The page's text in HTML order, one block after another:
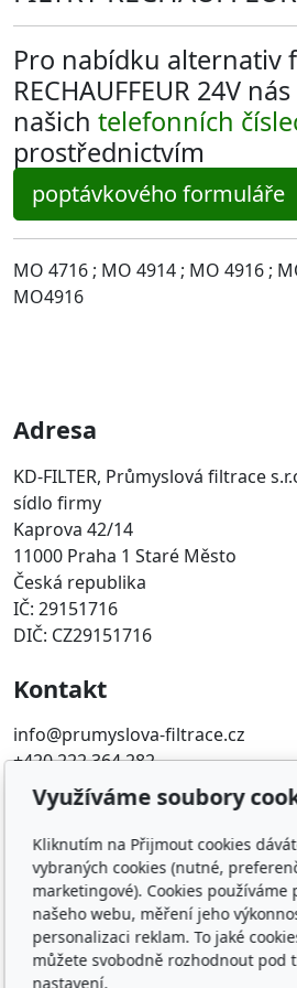
Pro nabídku alternativ
RECHAUFFEUR 24V
našich telefonních
prostřednictvím
poptávkového formuláře
MO 4716 ; MO 4914 ; MO 4916 ;
MO4916
Adresa
KD-FILTER, Průmyslová filtrace
sídlo firmy
Kaprova 42/14
11000 Praha 1 Staré Město
Česká republika
IČ: 29151716
DIČ: CZ29151716
Kontakt
info@prumyslova-filtrace.cz
+420 222 364 282
Oblíbené odkazy
Katalog filtrů MANN
KDFILTER.CZ
FILTR-FILTRY.CZ
FILTER-FILTERS.EU
Vyhledávání filtrů podle rozměru
Využíváme soubory
Kliknutím na Přijmout cookies
vybraných cookies (nutné,
marketingové). Cookies
našeho webu, měření jeho
personalizaci reklam. To jaké
můžete svobodně rozhodnout pod
nastavení.